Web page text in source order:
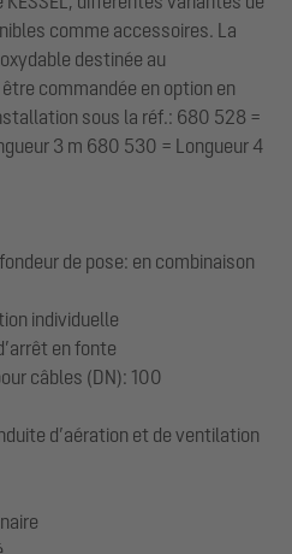
comme accessoires. La
destinée au
commandée en option en
sous la réf.: 680 528 =
3 m 680 530 = Longueur 4
de pose: en combinaison
individuelle
en fonte
câbles (DN): 100
d’aération et de ventilation